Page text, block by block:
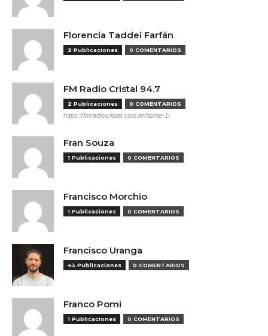
Florencia Taddei Farfán
2 Publicaciones 0 COMENTARIOS
FM Radio Cristal 94.7
2 Publicaciones 0 COMENTARIOS
https://fmradiocristal.com.ar/home-1/
Fran Souza
1 Publicaciones 0 COMENTARIOS
Francisco Morchio
1 Publicaciones 0 COMENTARIOS
Francisco Uranga
43 Publicaciones 0 COMENTARIOS
Franco Pomi
1 Publicaciones 0 COMENTARIOS